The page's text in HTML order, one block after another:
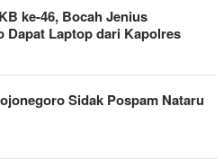
ke-46, Bocah Jenius
Dapat Laptop dari Kapolres
Sidak Pospam Nataru